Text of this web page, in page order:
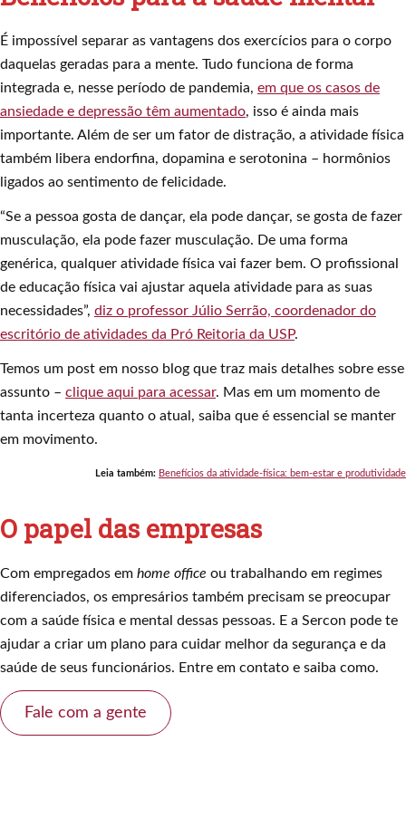
É impossível separar as vantagens dos exercícios para o corpo
daquelas geradas para a mente. Tudo funciona de forma
integrada e, nesse período de pandemia, em que os casos de
ansiedade e depressão têm aumentado, isso é ainda mais
importante. Além de ser um fator de distração, a atividade física
também libera endorfina, dopamina e serotonina – hormônios
ligados ao sentimento de felicidade.
“Se a pessoa gosta de dançar, ela pode dançar, se gosta de fazer
musculação, ela pode fazer musculação. De uma forma
genérica, qualquer atividade física vai fazer bem. O profissional
de educação física vai ajustar aquela atividade para as suas
necessidades”, diz o professor Júlio Serrão, coordenador do
escritório de atividades da Pró Reitoria da USP.
Temos um post em nosso blog que traz mais detalhes sobre esse
assunto – clique aqui para acessar. Mas em um momento de
tanta incerteza quanto o atual, saiba que é essencial se manter
em movimento.
Leia também: Benefícios da atividade-física: bem-estar e produtividade
O papel das empresas
Com empregados em home office ou trabalhando em regimes
diferenciados, os empresários também precisam se preocupar
com a saúde física e mental dessas pessoas. E a Sercon pode te
ajudar a criar um plano para cuidar melhor da segurança e da
saúde de seus funcionários. Entre em contato e saiba como.
Fale com a gente